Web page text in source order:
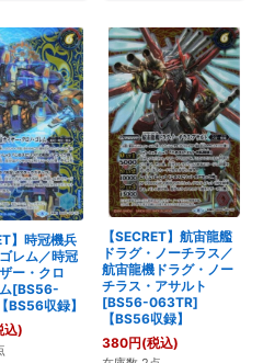
】時冠機兵
レム／時冠
ー・クロ
[BS56-
収録】
込)
【SECRET】航宙龍艦
ドラグ・ノーチラス／
航宙龍機ドラグ・ノー
チラス・アサルト
[BS56-063TR]
【BS56収録】
380円(税込)